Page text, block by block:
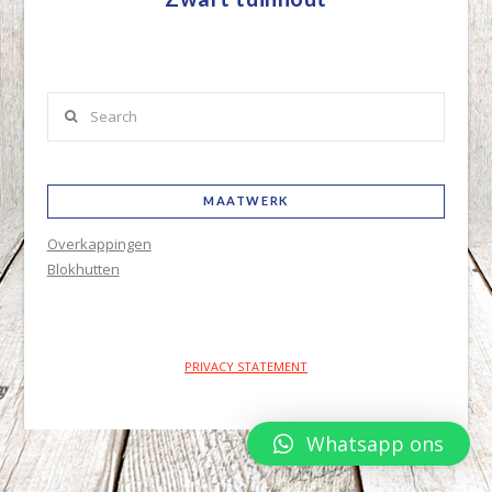
MAATWERK
Overkappingen
Blokhutten
PRIVACY STATEMENT
Whatsapp ons